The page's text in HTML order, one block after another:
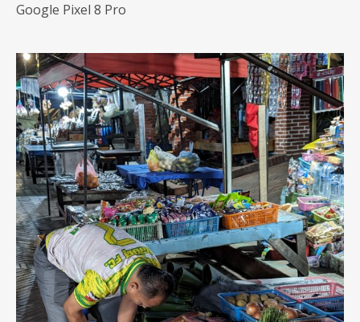
Google Pixel 8 Pro